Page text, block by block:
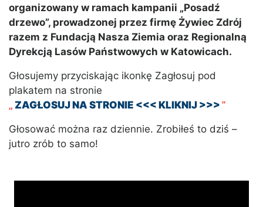
organizowany w ramach kampanii „Posadź
drzewo”, prowadzonej przez firmę Żywiec Zdrój
razem z Fundacją Nasza Ziemia oraz Regionalną
Dyrekcją Lasów Państwowych w Katowicach.
Głosujemy przyciskając ikonkę Zagłosuj pod
plakatem na stronie
„ ZAGŁOSUJ NA STRONIE <<< KLIKNIJ >>> ”
Głosować można raz dziennie. Zrobiłeś to dziś –
jutro zrób to samo!